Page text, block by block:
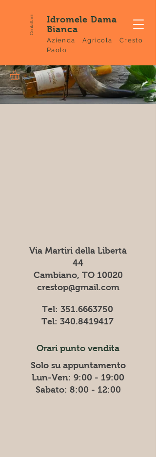
Contattaci
Idromele Dama
Bianca
Azienda Agricola Cresto
Paolo
Via Martiri della Libertà
44
Cambiano, TO 10020
crestop@gmail.com
Tel: 351.6663750
Tel: 340.8419417
Orari punto vendita
Solo su appuntamento
Lun-Ven: 9:00 - 19:00
​​Sabato: 8:00 - 12:00